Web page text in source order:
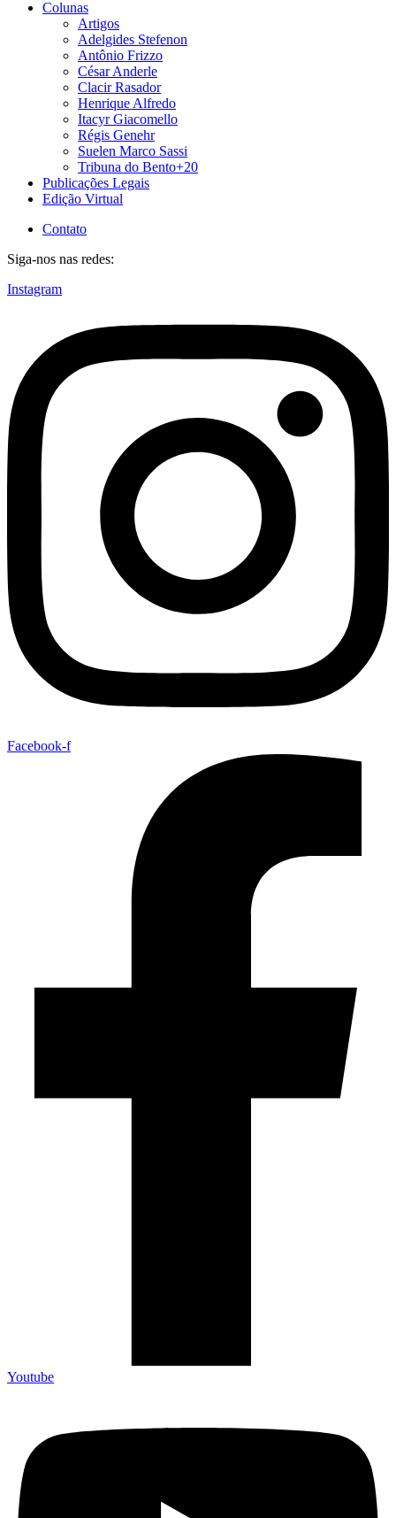
Colunas
Artigos
Adelgides Stefenon
Antônio Frizzo
César Anderle
Clacir Rasador
Henrique Alfredo
Itacyr Giacomello
Régis Genehr
Suelen Marco Sassi
Tribuna do Bento+20
Publicações Legais
Edição Virtual
Contato
Siga-nos nas redes:
Instagram
Facebook-f
Youtube